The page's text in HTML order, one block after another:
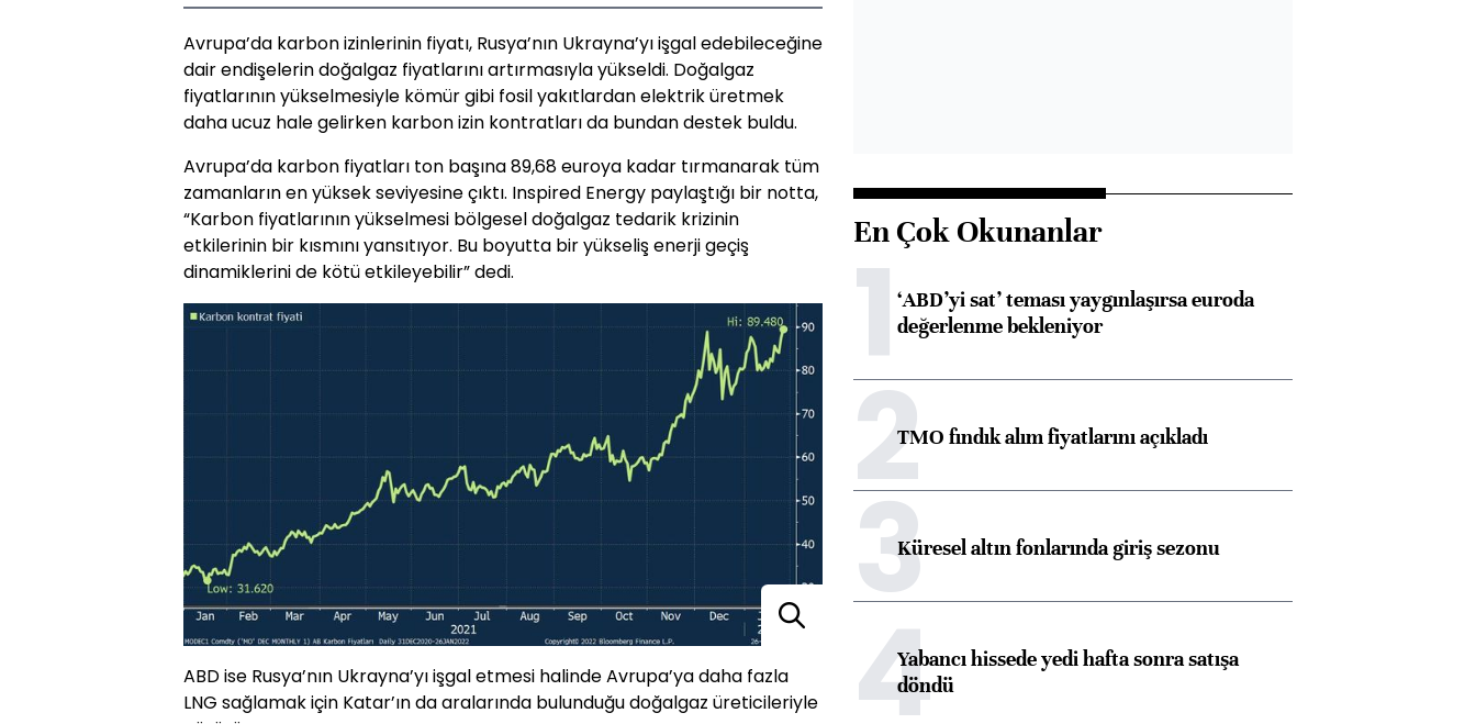
Avrupa’da karbon izinlerinin fiyatı, Rusya’nın Ukrayna’yı işgal edebileceğine
dair endişelerin doğalgaz fiyatlarını artırmasıyla yükseldi. Doğalgaz
fiyatlarının yükselmesiyle kömür gibi fosil yakıtlardan elektrik üretmek
daha ucuz hale gelirken karbon izin kontratları da bundan destek buldu.
Avrupa’da karbon fiyatları ton başına 89,68 euroya kadar tırmanarak tüm
zamanların en yüksek seviyesine çıktı. Inspired Energy paylaştığı bir notta,
“Karbon fiyatlarının yükselmesi bölgesel doğalgaz tedarik krizinin
etkilerinin bir kısmını yansıtıyor. Bu boyutta bir yükseliş enerji geçiş
dinamiklerini de kötü etkileyebilir” dedi.
ABD ise Rusya’nın Ukrayna’yı işgal etmesi halinde Avrupa’ya daha fazla
LNG sağlamak için Katar’ın da aralarında bulunduğu doğalgaz üreticileriyle
En Çok Okunanlar
1‘ABD’yi sat’ teması yaygınlaşırsa euroda
değerlenme bekleniyor
2TMO fındık alım fiyatlarını açıkladı
3Küresel altın fonlarında giriş sezonu
4Yabancı hissede yedi hafta sonra satışa
döndü